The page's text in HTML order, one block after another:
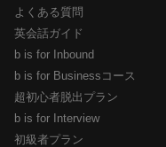
よくある質問
英会話ガイド
b is for Inbound
b is for Businessコース
超初心者脱出プラン
b is for Interview
初級者プラン